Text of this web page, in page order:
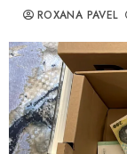
ROXANA PAVEL